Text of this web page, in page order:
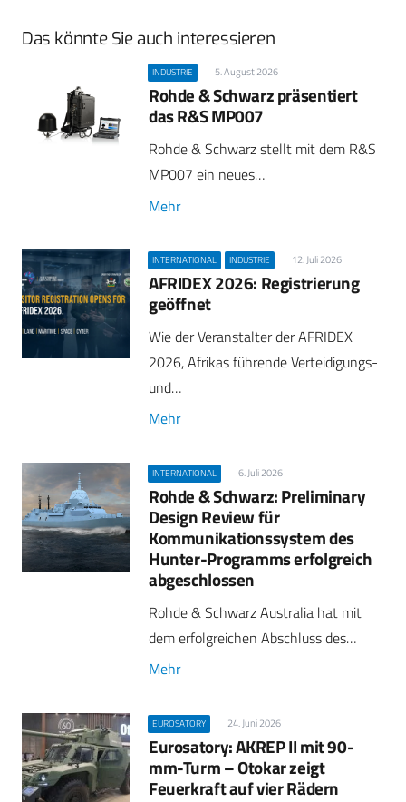
Das könnte Sie auch interessieren
INDUSTRIE 5. August 2026
Rohde & Schwarz präsentiert
das R&S MP007
Rohde & Schwarz stellt mit dem R&S
MP007 ein neues…
Mehr
INTERNATIONAL INDUSTRIE 12. Juli 2026
AFRIDEX 2026: Registrierung
geöffnet
Wie der Veranstalter der AFRIDEX
2026, Afrikas führende Verteidigungs-
und…
Mehr
INTERNATIONAL 6. Juli 2026
Rohde & Schwarz: Preliminary
Design Review für
Kommunikationssystem des
Hunter-Programms erfolgreich
abgeschlossen
Rohde & Schwarz Australia hat mit
dem erfolgreichen Abschluss des…
Mehr
EUROSATORY 24. Juni 2026
Eurosatory: AKREP II mit 90-
mm-Turm – Otokar zeigt
Feuerkraft auf vier Rädern